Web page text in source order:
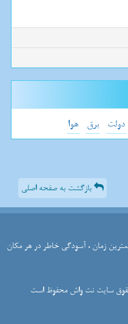
دولت برق هوا
بازگشت به صفحه اصلی
زمان ، آسودگی خاطر در هر مکان